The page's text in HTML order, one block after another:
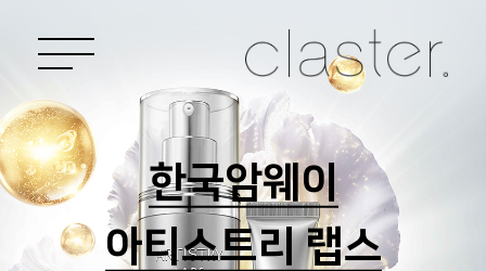
한국암웨이
아티스트리 랩스